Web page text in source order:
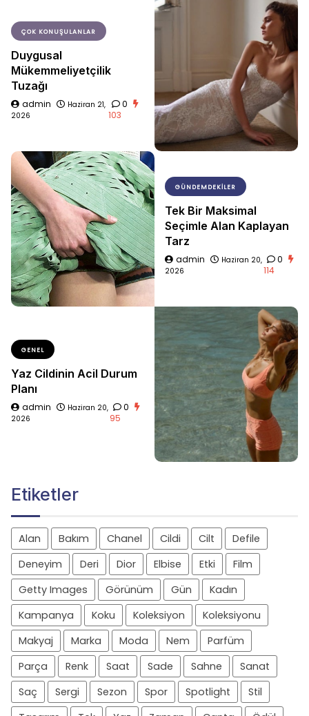
ÇOK KONUŞULANLAR
Duygusal
Mükemmeliyetçilik
Tuzağı
admin
Haziran 21,
2026
0
103
GÜNDEMDEKILER
Tek Bir Maksimal
Seçimle Alan Kaplayan
Tarz
admin
Haziran 20,
2026
0
114
GENEL
Yaz Cildinin Acil Durum
Planı
admin
Haziran 20,
2026
0
95
Etiketler
Alan Bakım Chanel Cildi Cilt
Defile
Deneyim
Deri Dior Elbise Etki
Film
Getty Images
Görünüm Gün
Kadın
Kampanya
Koku Koleksiyon
Koleksiyonu
Makyaj
Marka Moda Nem
Parfüm
Parça
Renk Saat Sade Sahne
Sanat
Saç
Sergi Sezon Spor Spotlight
Stil